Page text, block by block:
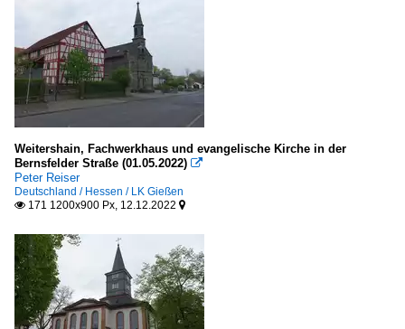
Weitershain, Fachwerkhaus und evangelische Kirche in der
Bernsfelder Straße (01.05.2022) 
Peter Reiser
Deutschland / Hessen / LK Gießen
 171 1200x900 Px, 12.12.2022 